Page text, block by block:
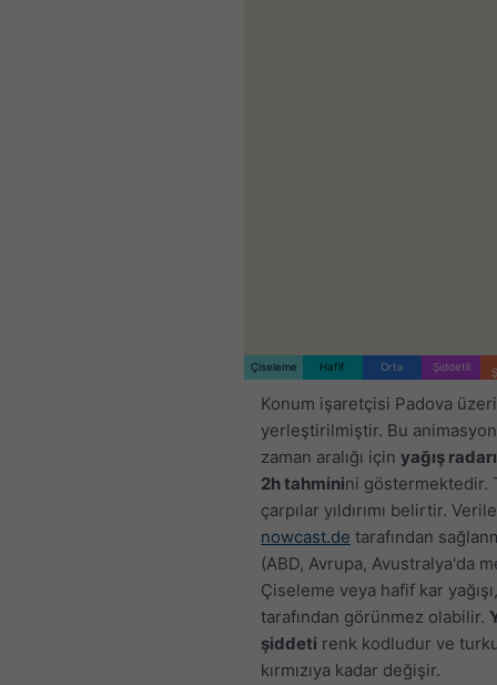
Çiseleme Hafif Orta Şiddetli
Konum işaretçisi Padova
yerleştirilmiştir. Bu
zaman aralığı için yağış radarı
2h tahminini göstermektedir.
çarpılar yıldırımı belirtir.
nowcast.de tarafından
(ABD, Avrupa, Avustralya'da
Çiseleme veya hafif kar
tarafından görünmez olabilir.
şiddeti renk kodludur ve
kırmızıya kadar değişir.